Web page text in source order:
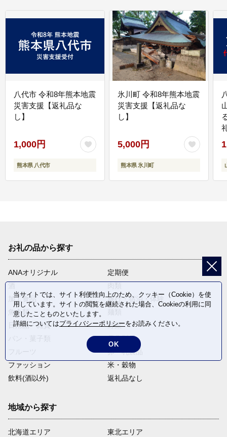
八代市 令和8年熊本地震
災害支援【返礼品な
し】
1,000円
熊本県 八代市
氷川町 令和8年熊本地震
災害支援【返礼品な
し】
5,000円
熊本県 氷川町
お礼の品から探す
ANAオリジナル
定期便
加工食品
旅行・宿泊・体験
魚介類
日用品・雑貨
野菜
電化製品
卵・乳製品
ファッション
米・穀物
飲料(酒以外)
返礼品なし
地域から探す
北海道エリア
東北エリア
当サイトでは、サイト利便性向上のため、クッキー（Cookie）を使
用しています。サイトの閲覧を継続された場合、Cookieの利用に同
意したことものといたします。
詳細についてはプライバシーポリシーをお読みください。
OK